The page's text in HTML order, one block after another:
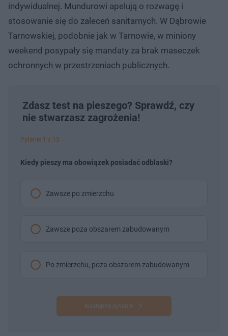
indywidualnej. Mundurowi apelują o rozwagę i
stosowanie się do zaleceń sanitarnych. W Dąbrowie
Tarnowskiej, podobnie jak w Tarnowie, w miniony
weekend posypały się mandaty za brak maseczek
ochronnych w przestrzeniach publicznych.
Zdasz test na pieszego? Sprawdź, czy
nie stwarzasz zagrożenia!
Pytanie 1 z 15
Kiedy pieszy ma obowiązek posiadać odblaski?
Zawsze po zmierzchu
Zawsze poza obszarem zabudowanym
Po zmierzchu, poza obszarem zabudowanym
Następne pytanie